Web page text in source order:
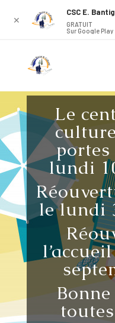
Le
lundi
le lundi
✕
CSC E.
GRATUIT
Sur Google Play